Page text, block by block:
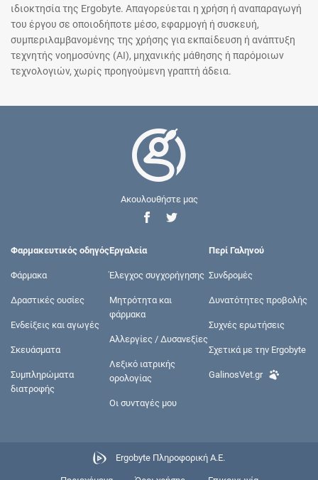
ιδιοκτησία της Ergobyte. Απαγορεύεται η χρήση ή αναπαραγωγή
του έργου σε οποιοδήποτε μέσο, εφαρμογή ή συσκευή,
συμπεριλαμβανομένης της χρήσης για εκπαίδευση ή ανάπτυξη
τεχνητής νοημοσύνης (AI), μηχανικής μάθησης ή παρόμοιων
τεχνολογιών, χωρίς προηγούμενη γραπτή άδεια.
Ακουλουθήστε μας
Φαρμακευτικός οδηγός
Φάρμακα
Δραστικές ουσίες
Ενδείξεις και αγωγές
Σκευάσματα
Συμπληρώματα
διατροφής
Εργαλεία
Έλεγχος συγχορήγησης
Μητρότητα και
φάρμακα
Αλλεργίες / Δυσανεξίες
Λεξικό ιατρικής
ορολογίας
Οι συνταγές μου
Περί Γαληνού
Συνδρομές
Δυνατότητες προβολής
Συχνές ερωτήσεις
Σχετικά με την Ergobyte
GalinosVet.gr
Ergobyte Πληροφορική Α.Ε.